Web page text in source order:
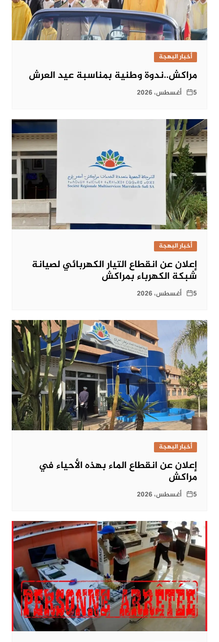
أخبار البهجة
مراكش..ندوة وطنية بمناسبة عيد العرش
5 أغسطس، 2026
أخبار البهجة
إعلان عن انقطاع التيار الكهربائي لصيانة
شبكة الكهرباء بمراكش
5 أغسطس، 2026
أخبار البهجة
إعلان عن انقطاع الماء بهذه الأحياء في
مراكش
5 أغسطس، 2026